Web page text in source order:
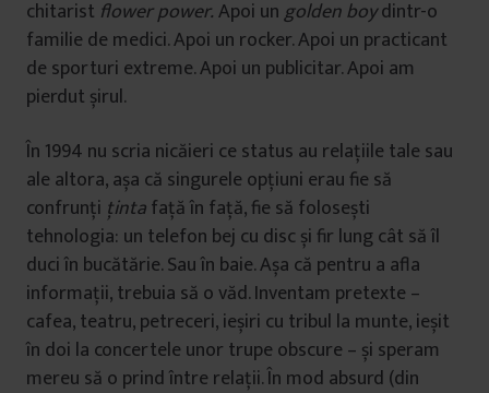
chitarist flower power.Apoi ungolden boydintr-o
familie de medici. Apoi un rocker. Apoi un practicant
de sporturi extreme. Apoi un publicitar. Apoi am
pierdut șirul.
În 1994 nu scria nicăieri ce status au relațiile tale sau
ale altora, așa că singurele opțiuni erau fie să
confrunți țintafață în față, fie să folosești
tehnologia: un telefon bej cu disc și fir lung cât să îl
duci în bucătărie. Sau în baie. Așa că pentru a afla
informații, trebuia să o văd. Inventam pretexte –
cafea, teatru, petreceri, ieșiri cu tribul la munte, ieșit
în doi la concertele unor trupe obscure – și speram
mereu să o prind între relații. În mod absurd (din